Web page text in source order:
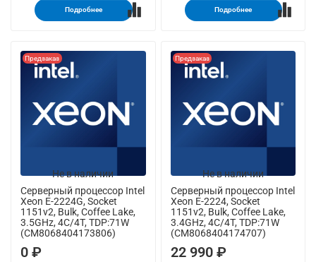
Подробнее Подробнее
Не в наличии
Предзаказ
Серверный процессор Intel
Xeon E-2224G, Socket
1151v2, Bulk, Coffee Lake,
3.5GHz, 4C/4T, TDP:71W
(CM8068404173806)
0 ₽
Не в наличии
Предзаказ
Серверный процессор Intel
Xeon E-2224, Socket
1151v2, Bulk, Coffee Lake,
3.4GHz, 4C/4T, TDP:71W
(CM8068404174707)
22 990 ₽